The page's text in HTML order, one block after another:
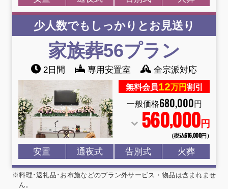
少人数でもしっかりとお見送り
家族葬56プラン
2日間 専用安置室 全宗派対応
無料会員12万円割引
一般価格680,000円
560,000円
（税込616,000円）
安置 通夜式 告別式 火葬
※料理･返礼品･お布施などのプラン外サービス・物品は含まれませ
ん。